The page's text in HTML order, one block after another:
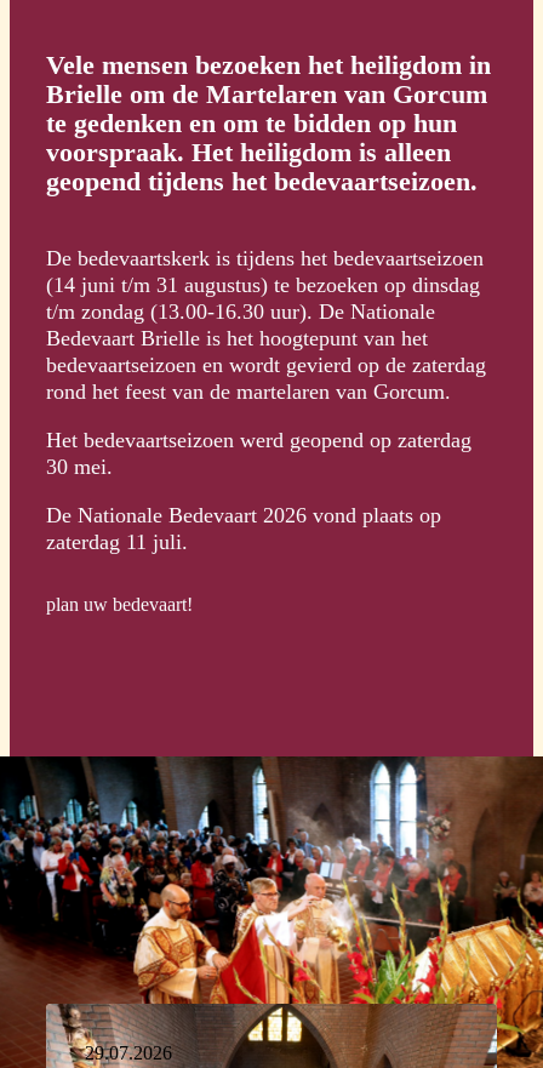
Vele mensen bezoeken het heiligdom in
Brielle om de Martelaren van Gorcum
te gedenken en om te bidden op hun
voorspraak. Het heiligdom is alleen
geopend tijdens het bedevaartseizoen.
De bedevaartskerk is tijdens het bedevaartseizoen
(14 juni t/m 31 augustus) te bezoeken op dinsdag
t/m zondag (13.00-16.30 uur). De Nationale
Bedevaart Brielle is het hoogtepunt van het
bedevaartseizoen en wordt gevierd op de zaterdag
rond het feest van de martelaren van Gorcum.
Het bedevaartseizoen werd geopend op zaterdag
30 mei.
De Nationale Bedevaart 2026 vond plaats op
zaterdag 11 juli.
plan uw bedevaart!
nieuws
29.07.2026